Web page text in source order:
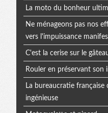
La moto du bonheur
Ne ménageons pas nos
vers l'impuissance
C'est la cerise sur le
Rouler en préservant son
La bureaucratie
ingénieuse